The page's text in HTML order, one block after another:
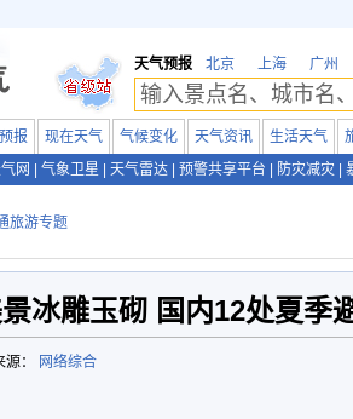
天气预报 北京 上海 广州
报 现在天气 气候变化 天气资讯 生活天气
网 气象卫星 天气雷达 预警共享平台 防灾减灾
旅游专题
冰雕玉砌 国内12处夏季
： 网络综合